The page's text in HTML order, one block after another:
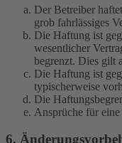
Der Betreiber
grob fahrlässiges
Die Haftung ist
wesentlicher
begrenzt. Dies gilt
Die Haftung ist
typischerweise
Die
Ansprüche für
6.